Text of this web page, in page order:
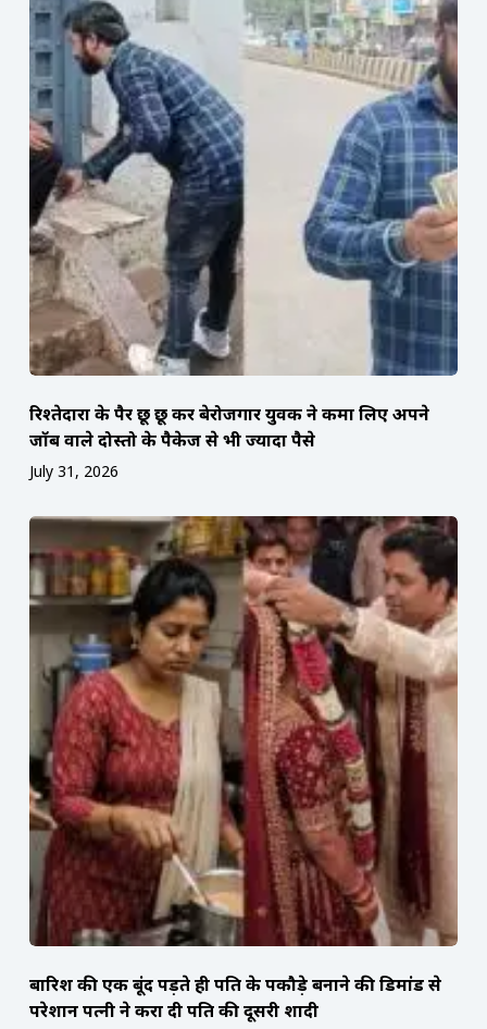
रिश्तेदारों के पैर छू छू कर बेरोजगार युवक ने कमा लिए अपने
जॉब वाले दोस्तो के पैकेज से भी ज्यादा पैसे
July 31, 2026
बारिश की एक बूंद पड़ते ही पति के पकौड़े बनाने की डिमांड से
परेशान पत्नी ने करा दी पति की दूसरी शादी